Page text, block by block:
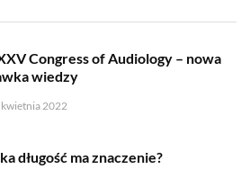
Congress of Audiology – nowa
wiedzy
2022
długość ma znaczenie?